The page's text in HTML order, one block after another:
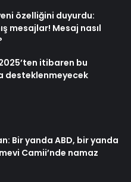
özelliğini duyurdu:
mesajlar! Mesaj nasıl
itibaren bu
desteklenmeyecek
Bir yanda ABD, bir yanda
Camii’nde namaz